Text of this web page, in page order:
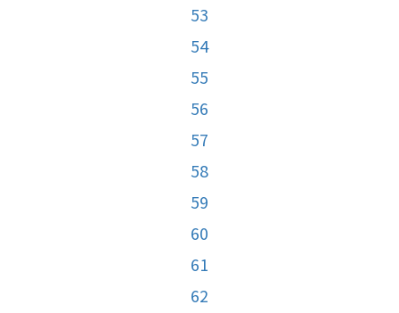
53
54
55
56
57
58
59
60
61
62